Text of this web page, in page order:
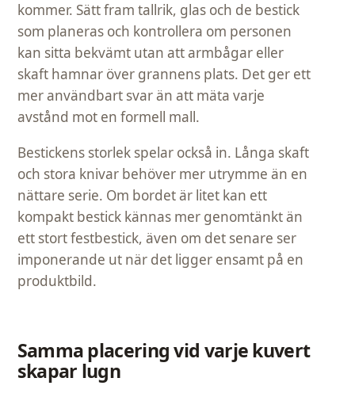
kommer. Sätt fram tallrik, glas och de bestick
som planeras och kontrollera om personen
kan sitta bekvämt utan att armbågar eller
skaft hamnar över grannens plats. Det ger ett
mer användbart svar än att mäta varje
avstånd mot en formell mall.
Bestickens storlek spelar också in. Långa skaft
och stora knivar behöver mer utrymme än en
nättare serie. Om bordet är litet kan ett
kompakt bestick kännas mer genomtänkt än
ett stort festbestick, även om det senare ser
imponerande ut när det ligger ensamt på en
produktbild.
Samma placering vid varje kuvert
skapar lugn